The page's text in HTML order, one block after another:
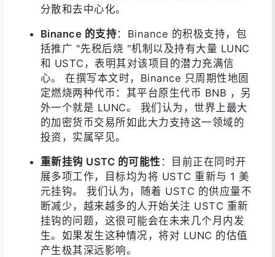
分散和去中心化。
Binance 的支持：Binance 的积极支持，包
括推广 "先税后烧 "机制以及持有大量 LUNC
和 USTC，表明其对该项目的潜力充满信
心。 在撰写本文时，Binance 只周期性地固
定燃烧两种代币：其平台原生代币 BNB ，另
外一个就是 LUNC。 我们认为，世界上最大
的加密货币交易所如此大力支持这一领域的
投资，实属罕见。
重新挂钩 USTC 的可能性 ：目前正在同时开
展多项工作，目标均为将 USTC 重新与 1 美
元挂钩。 我们认为，随着 USTC 的供应量不
断减少，越来越多的人开始关注 USTC 重新
挂钩的问题，这很可能会在未来几个月内发
生。如果发生这种情况，将对 LUNC 的估值
产生极其深远影响。